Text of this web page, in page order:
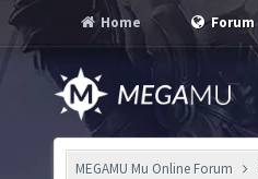
Home Forum
MEGAMU Mu Online Forum